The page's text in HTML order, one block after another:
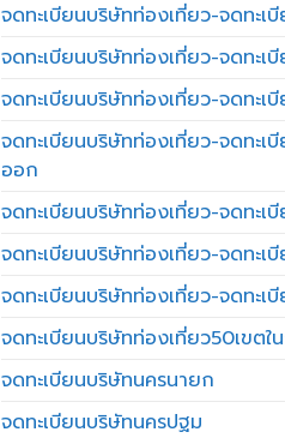
จดทะเบียนบริษัทท่องเที่ยว-จดทะเ
จดทะเบียนบริษัทท่องเที่ยว-จดทะ
จดทะเบียนบริษัทท่องเที่ยว-จดทะ
จดทะเบียนบริษัทท่องเที่ยว-จดทะเ
ออก
จดทะเบียนบริษัทท่องเที่ยว-จดทะเ
จดทะเบียนบริษัทท่องเที่ยว-จดทะเ
จดทะเบียนบริษัทท่องเที่ยว-จดทะเ
จดทะเบียนบริษัทท่องเที่ยว50เขตใ
จดทะเบียนบริษัทนครนายก
จดทะเบียนบริษัทนครปฐม